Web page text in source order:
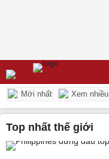
Mới nhất Xem nhiều
top nhất thế giới